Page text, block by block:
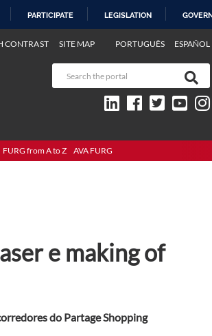
PARTICIPATE LEGISLATION
PORTUGUÊS ESPAÑOL
CONTRAST SITE MAP
FURG from A to Z AVA FURG
e making of
do Partage Shopping